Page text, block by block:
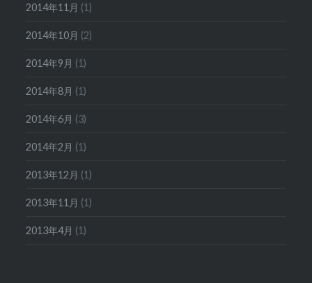
2014年11月 (1)
2014年10月 (2)
2014年9月 (1)
2014年8月 (1)
2014年6月 (3)
2014年2月 (1)
2013年12月 (1)
2013年11月 (1)
2013年4月 (1)